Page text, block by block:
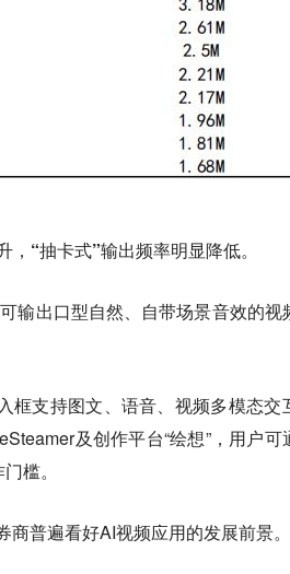
“抽卡式”输出频率明显降低。
输出口型自然、自带场景音效的视
框支持图文、语音、视频多模态交
及创作平台“绘想”，用户可
槛。
商普遍看好AI视频应用的发展前景。